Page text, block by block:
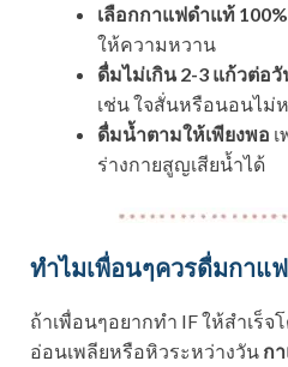
เลือกกาแฟดำแท้ 100%
ให้ความหวาน
ดื่มไม่เกิน 2-3 แก้วต่อวั
เช่น ใจสั่นหรือนอนไม่
ดื่มน้ำตามให้เพียงพอ
ร่างกายสูญเสียน้ำได้
ทำไมเพื่อนๆควรดื่มกาแ
ถ้าเพื่อนๆอยากทำ IF ให้สำเร็
อ่อนเพลียหรือหิวระหว่างวัน ก